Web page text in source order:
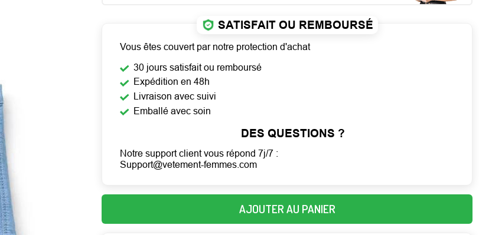
SATISFAIT OU REMBOURSÉ
Vous êtes couvert par notre protection d'achat
30 jours satisfait ou remboursé
Expédition en 48h
Livraison avec suivi
Emballé avec soin
DES QUESTIONS ?
Notre support client vous répond 7j/7 :
Support@vetement-femmes.com
AJOUTER AU PANIER